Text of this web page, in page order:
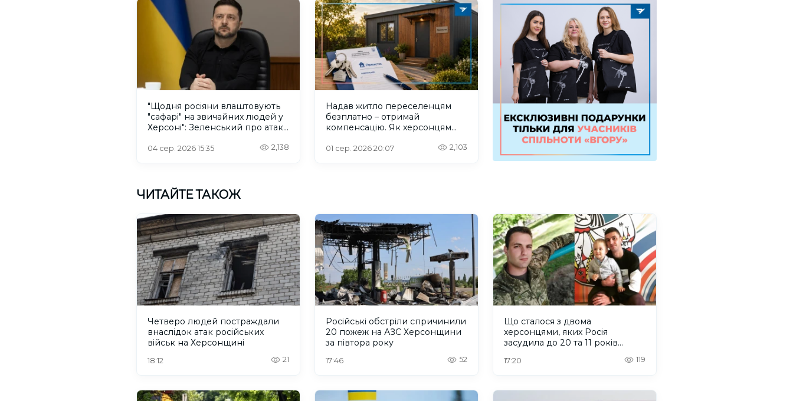
"Щодня росіяни влаштовують
"сафарі" на звичайних людей у
Херсоні": Зеленський про атаку
04 сер. 2026 15:35 2,138
Надав житло переселенцям
безплатно – отримай
компенсацію. Як херсонцям
“Прихисток”
01 сер. 2026 20:07 2,103
ЧИТАЙТЕ ТАКОЖ
Четверо людей постраждали
внаслідок атак російських
військ на Херсонщині
18:12 21
Російські обстріли спричинили
20 пожеж на АЗС Херсонщини
за півтора року
17:46 52
Що сталося з двома
херсонцями, яких Росія
засудила до 20 та 11 років
17:20 119